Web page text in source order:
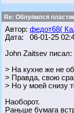
Re: Облупился
Автор: федот68(
Дата: 06-01-25
John Zaitsev писал:
> На кухне же не
> Правда, свою
> Но у моей снизу
Наоборот.
Раньше бумага